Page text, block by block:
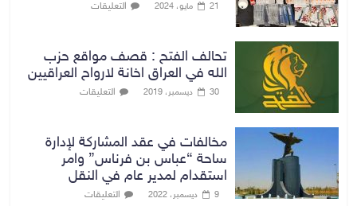
21 مايو، 2024 التعليقات
تحالف الفتح : قصف مواقع حزب
الله في العراق اخانة لارواح العراقيين
30 ديسمبر، 2019 التعليقات
مخالفات في عقد المشاركة لإدارة
ساحة “عباس بن فرناس” وامر
استقدام لمدير عام في النقل
9 ديسمبر، 2022 التعليقات